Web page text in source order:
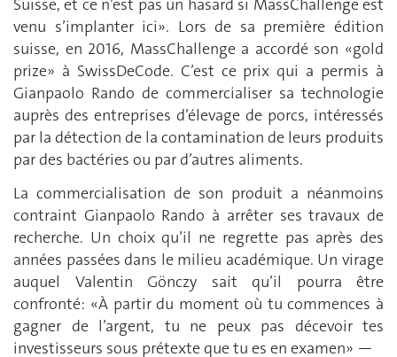
Suisse, et ce n’est pas un hasard si MassChallenge est
venu s’implanter ici». Lors de sa première édition
suisse, en 2016, MassChallenge a accordé son «gold
prize» à SwissDeCode. C’est ce prix qui a permis à
Gianpaolo Rando de commercialiser sa technologie
auprès des entreprises d’élevage de porcs, intéressés
par la détection de la contamination de leurs produits
par des bactéries ou par d’autres aliments.
La commercialisation de son produit a néanmoins
contraint Gianpaolo Rando à arrêter ses travaux de
recherche. Un choix qu’il ne regrette pas après des
années passées dans le milieu académique. Un virage
auquel Valentin Gönczy sait qu’il pourra être
confronté: «À partir du moment où tu commences à
gagner de l’argent, tu ne peux pas décevoir tes
investisseurs sous prétexte que tu es en examen» —